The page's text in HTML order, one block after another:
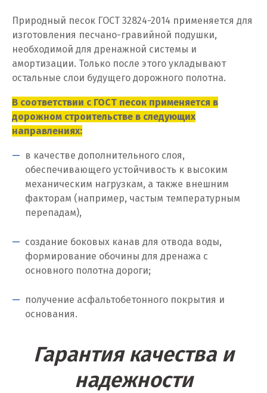
И
Иваново
Ижевск
Иркутск
Ишим
Казань
Калининград
Калуга
Камышево
Природный песок ГОСТ 32824-2014 применяется для
изготовления песчано-гравийной подушки,
необходимой для дренажной системы и
амортизации. Только после этого укладывают
остальные слои будущего дорожного полотна.
В соответствии с ГОСТ песок применяется в
дорожном строительстве в следующих
направлениях:
в качестве дополнительного слоя,
обеспечивающего устойчивость к высоким
механическим нагрузкам, а также внешним
факторам (например, частым температурным
перепадам),
создание боковых канав для отвода воды,
формирование обочины для дренажа с
основного полотна дороги;
получение асфальтобетонного покрытия и
основания.
Гарантия качества и
надежности